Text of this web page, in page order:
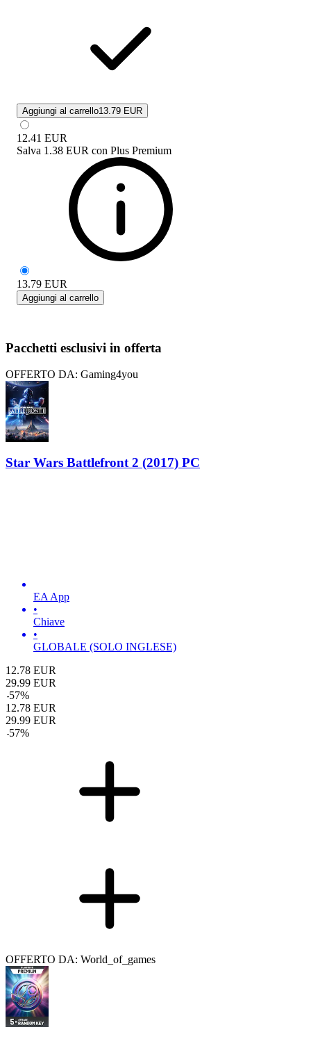
Aggiungi al carrello13.79 EUR
12.41 EUR
Salva 1.38 EUR con Plus Premium
13.79 EUR
Aggiungi al carrello
Pacchetti esclusivi in offerta
OFFERTO DA: Gaming4you
Star Wars Battlefront 2 (2017) PC
EA App
•
Chiave
•
GLOBALE (SOLO INGLESE)
12.78 EUR
29.99 EUR
-57%
12.78 EUR
29.99 EUR
-57%
OFFERTO DA: World_of_games